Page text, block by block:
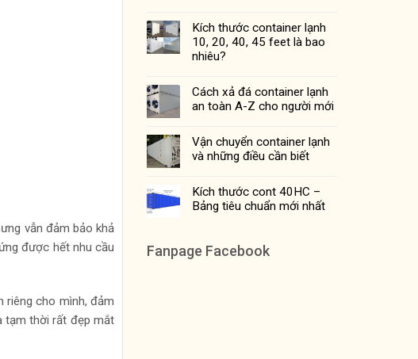
vẫn đảm bảo khả
được hết nhu cầu
riêng cho mình, đảm
tạm thời rất đẹp mắt
Kích thước container lạnh
10, 20, 40, 45 feet là bao
nhiêu?
Cách xả đá container lạnh
an toàn A-Z cho người mới
Vận chuyển container lạnh
và những điều cần biết
Kích thước cont 40HC –
Bảng tiêu chuẩn mới nhất
Fanpage Facebook